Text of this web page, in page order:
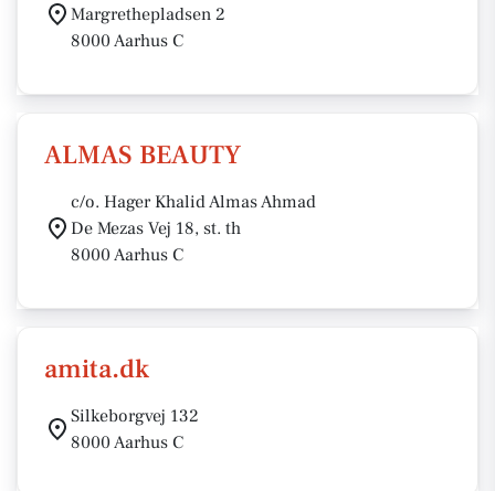
Margrethepladsen 2
8000 Aarhus C
ALMAS BEAUTY
c/o. Hager Khalid Almas Ahmad
De Mezas Vej 18, st. th
8000 Aarhus C
amita.dk
Silkeborgvej 132
8000 Aarhus C